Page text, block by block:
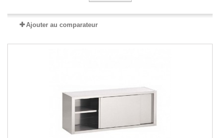
Ajouter au comparateur